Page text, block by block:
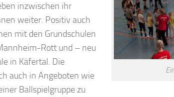
inzwischen ihr
weiter. Positiv auch
mit den Grundschulen
Rott und – neu
in Käfertal. Die
auch in Angeboten wie
Ballspielgruppe zu